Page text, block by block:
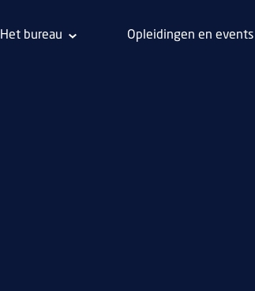
Het bureau Opleidingen en events